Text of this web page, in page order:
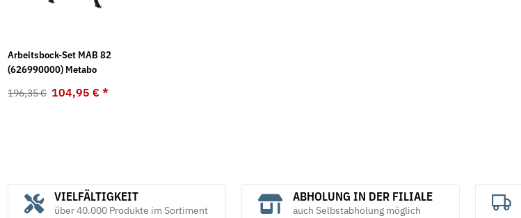
Arbeitsbock-Set MAB 82
(626990000) Metabo
196,35 € 104,95 € *
VIELFÄLTIGKEIT
über 40.000 Produkte im Sortiment
ABHOLUNG IN DER FILIALE
auch Selbstabholung möglich